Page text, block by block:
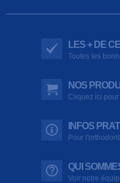
LES + DE
Toutes les
NOS
Cliquez ici
INFOS
Pour
QUI
Voir notre